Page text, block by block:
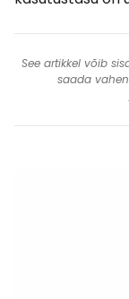
See artikkel võib
saada